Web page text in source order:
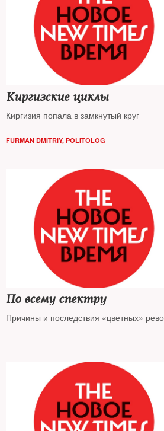
Киргизские циклы
Киргизия попала в замкнутый круг
FURMAN DMITRIY, POLITOLOG
По всему спектру
Причины и последствия «цветных»